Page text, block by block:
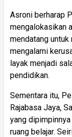
Asroni berharap
mengalokasikan
mendatang
mengalami
layak menjadi
pendidikan.
Sementara itu,
Rajabasa Jaya,
yang
ruang belajar.